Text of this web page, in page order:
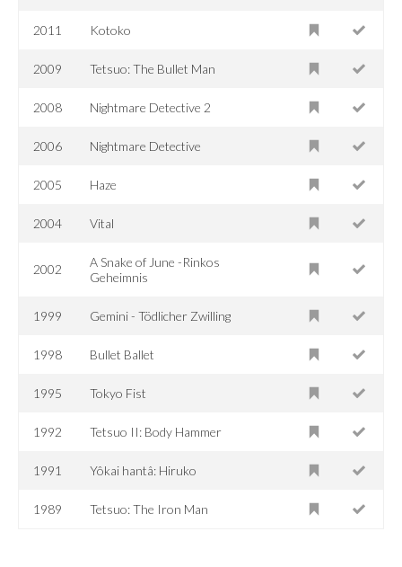
2011 Kotoko
2009 Tetsuo: The Bullet Man
2008 Nightmare Detective 2
2006 Nightmare Detective
2005 Haze
2004 Vital
2002
A Snake of June -Rinkos
Geheimnis
1999 Gemini - Tödlicher Zwilling
1998 Bullet Ballet
1995 Tokyo Fist
1992 Tetsuo II: Body Hammer
1991 Yôkai hantâ: Hiruko
1989 Tetsuo: The Iron Man